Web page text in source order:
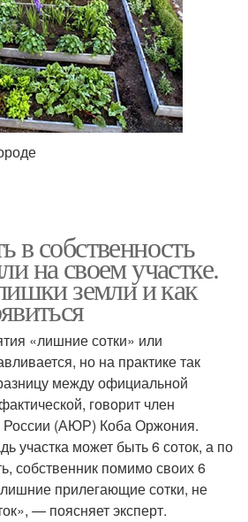
в собственность
на своем участке.
земли и как
«лишние сотки» или
но на практике так
между официальной
говорит член
России (АЮР) Коба Оржония.
участка может быть 6 соток, а по
собственник помимо своих 6
прилегающие сотки, не
— поясняет эксперт.